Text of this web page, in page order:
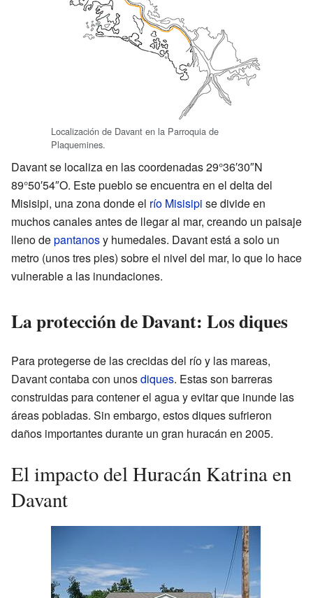
Localización de Davant en la Parroquia de
Plaquemines.
Davant se localiza en las coordenadas 29°36′30″N
89°50′54″O. Este pueblo se encuentra en el delta del
Misisipi, una zona donde el río Misisipi se divide en
muchos canales antes de llegar al mar, creando un paisaje
lleno depantanosy humedales. Davant está a solo un
metro (unos tres pies) sobre el nivel del mar, lo que lo hace
vulnerable a las inundaciones.
La protección de Davant: Los diques
Para protegerse de las crecidas del río y las mareas,
Davant contaba con unosdiques. Estas son barreras
construidas para contener el agua y evitar que inunde las
áreas pobladas. Sin embargo, estos diques sufrieron
daños importantes durante un gran huracán en 2005.
El impacto del Huracán Katrina en
Davant